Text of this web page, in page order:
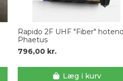
Rapido 2F UHF "Fiber"
Phaetus
796,00 kr.
Læg i kurv